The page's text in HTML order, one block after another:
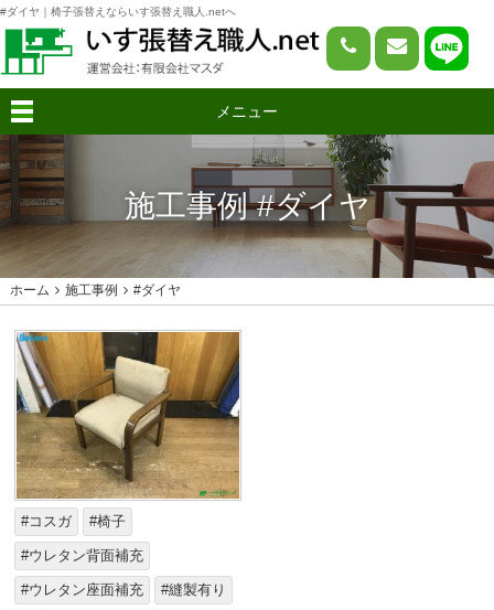
#ダイヤ｜椅子張替えならいす張替え職人.netへ
メニュー
施工事例 #ダイヤ
ホーム 施工事例 #ダイヤ
#コスガ #椅子
#ウレタン背面補充
#ウレタン座面補充 #縫製有り